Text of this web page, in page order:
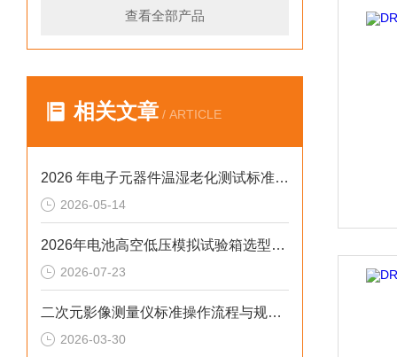
查看全部产品
相关文章 / ARTICLE
2026 年电子元器件温湿老化测试标准型恒温恒湿试验箱排行榜
2026-05-14
2026年电池高空低压模拟试验箱选型与应用技术指南
2026-07-23
二次元影像测量仪标准操作流程与规范手册
2026-03-30